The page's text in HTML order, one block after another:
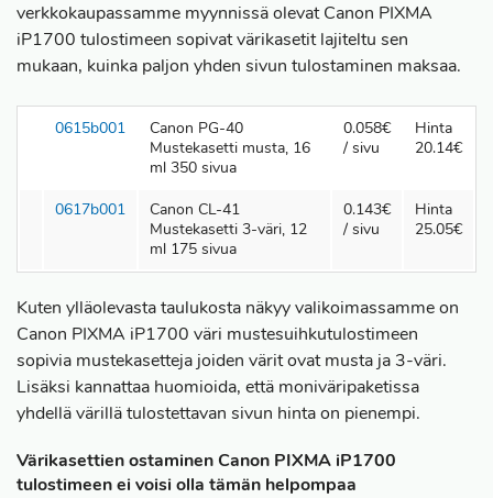
verkkokaupassamme myynnissä olevat Canon PIXMA
iP1700 tulostimeen sopivat värikasetit lajiteltu sen
mukaan, kuinka paljon yhden sivun tulostaminen maksaa.
0615b001
Canon PG-40
Mustekasetti musta, 16
ml 350 sivua
0.058€
/ sivu
Hinta
20.14€
0617b001
Canon CL-41
Mustekasetti 3-väri, 12
ml 175 sivua
0.143€
/ sivu
Hinta
25.05€
Kuten ylläolevasta taulukosta näkyy valikoimassamme on
Canon PIXMA iP1700 väri mustesuihkutulostimeen
sopivia mustekasetteja joiden värit ovat musta ja 3-väri.
Lisäksi kannattaa huomioida, että moniväripaketissa
yhdellä värillä tulostettavan sivun hinta on pienempi.
Värikasettien ostaminen Canon PIXMA iP1700
tulostimeen ei voisi olla tämän helpompaa